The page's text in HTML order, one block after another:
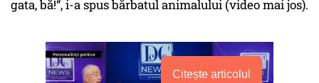
gata, bă!“, i-a spus bărbatul animalului (video mai jos).
Citește articolul